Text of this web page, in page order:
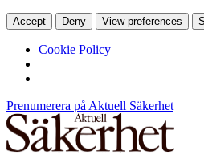
Accept Deny View preferences
Cookie Policy
Prenumerera på Aktuell Säkerhet